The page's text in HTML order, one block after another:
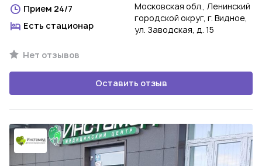
Прием 24/7
Есть стационар
Московская обл., Ленинский
городской округ, г. Видное,
ул. Заводская, д. 15
Нет отзывов
Оставить отзыв